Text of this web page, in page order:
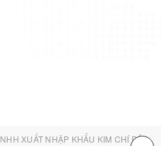
Tiếp theo, cho 8 g bột
đến khi bột tan hết.
XUẤT NHẬP KHẨU KIM CHÍ BẢO